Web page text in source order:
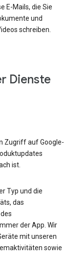
E-Mails, die Sie
und
schreiben.
Dienste
Zugriff auf Google-
ist.
Typ und die
das
der App. Wir
mit unseren
sowie